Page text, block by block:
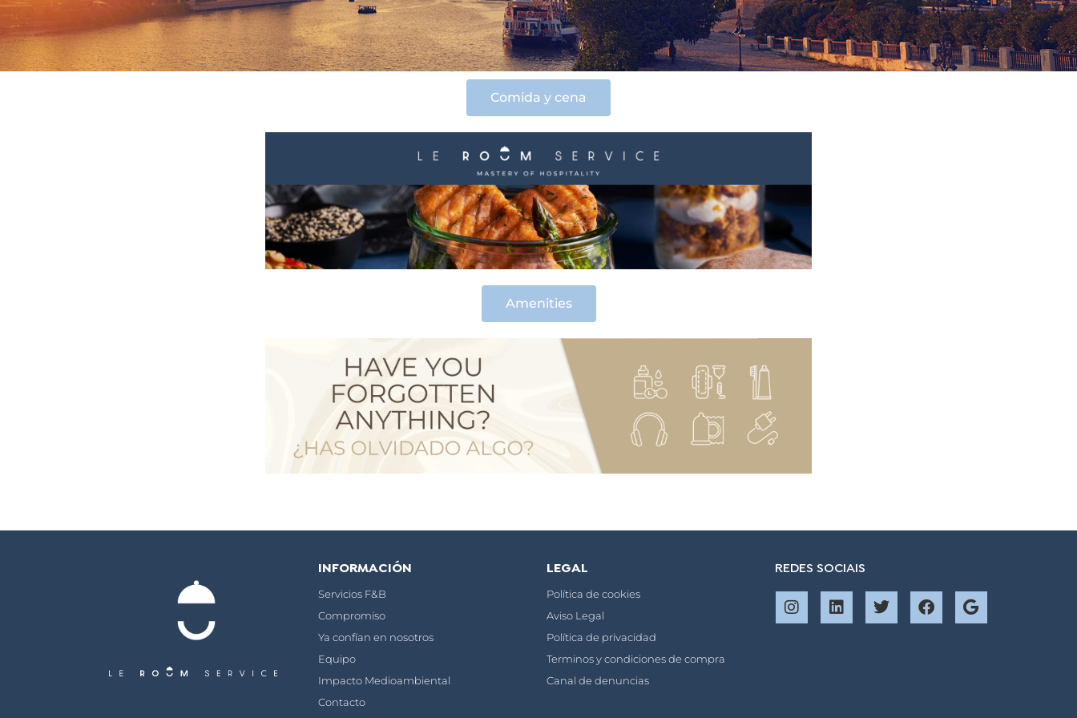
Comida y cena
Amenities
INFORMACIÓN
Servicios F&B
Compromiso
Ya confían en nosotros
Equipo
Impacto Medioambiental
Contacto
LEGAL
Política de cookies
Aviso Legal
Política de privacidad
Terminos y condiciones de compra
Canal de denuncias
REDES SOCIAIS